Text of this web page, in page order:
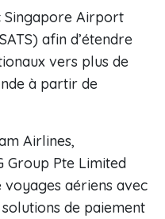
Singapore Airport
afin d’étendre
vers plus de
à partir de
Airlines,
Group Pte Limited
aériens avec
de paiement